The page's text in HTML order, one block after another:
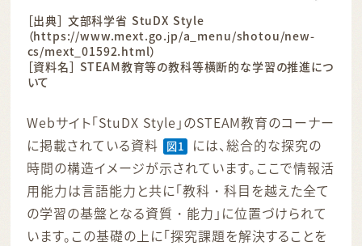
［出典］ 文部科学省 StuDX Style
（https://www.mext.go.jp/a_menu/shotou/new-
cs/mext_01592.html）
［資料名］ STEAM教育等の教科等横断的な学習の推進につ
いて
Webサイト「StuDX Style」のSTEAM教育のコーナー
に掲載されている資料
図1
には、総合的な探究の
時間の構造イメージが示されています。ここで情報活
用能力は言語能力と共に「教科・科目を越えた全て
の学習の基盤となる資質・能力」に位置づけられて
います。この基礎の上に「探究課題を解決することを